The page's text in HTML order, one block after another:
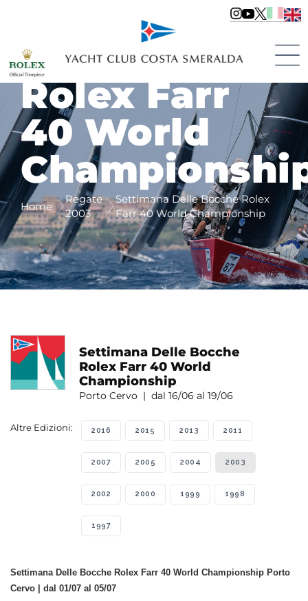
Bocche
Rolex Farr
40 World
Home
Regate
2003
Settimana Delle Bocche Rolex
Farr 40 World Championship
Settimana Delle Bocche
Rolex Farr 40 World
Championship
Porto Cervo | dal 16/06 al 19/06
Altre Edizioni: 2016 2015 2013 2011
2007 2005 2004 2003
2002 2000 1999 1998
1997
Settimana Delle Bocche Rolex Farr 40 World Championship Porto
Cervo | dal 01/07 al 05/07